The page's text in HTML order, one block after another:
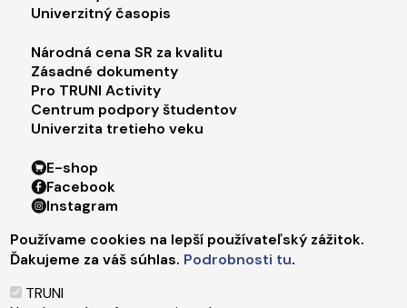
Univerzitný časopis
Footer menu 3
Národná cena SR za kvalitu
Zásadné dokumenty
Pro TRUNI Activity
Centrum podpory študentov
Univerzita tretieho veku
Footer menu 4
E-shop
Facebook
Instagram
LinkedIn
Youtube
TikTok
Používame cookies na lepší používateľský zážitok.
Ďakujeme za váš súhlas. Podrobnosti tu.
TRUNI